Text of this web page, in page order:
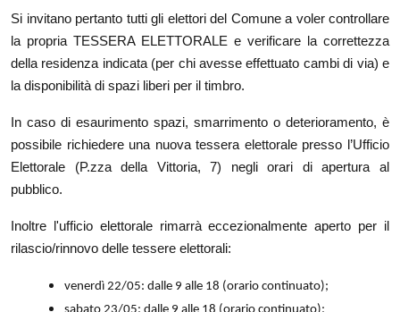
Si invitano pertanto tutti gli elettori del Comune a voler controllare
la propria TESSERA ELETTORALE e verificare la correttezza
della residenza indicata (per chi avesse effettuato cambi di via) e
la disponibilità di spazi liberi per il timbro.
In caso di esaurimento spazi, smarrimento o deterioramento, è
possibile richiedere una nuova tessera elettorale presso l’Ufficio
Elettorale (P.zza della Vittoria, 7) negli orari di apertura al
pubblico.
Inoltre l'ufficio elettorale rimarrà eccezionalmente aperto per il
rilascio/rinnovo delle tessere elettorali:
venerdì 22/05: dalle 9 alle 18 (orario continuato);